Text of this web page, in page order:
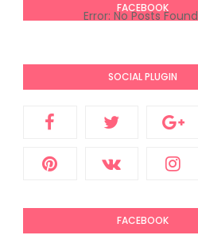
FACEBOOK
Error: No Posts Found
SOCIAL PLUGIN
FACEBOOK